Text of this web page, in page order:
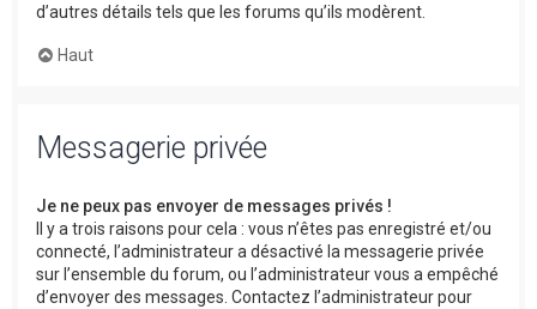
d’autres détails tels que les forums qu’ils modèrent.
Haut
Messagerie privée
Je ne peux pas envoyer de messages privés !
Il y a trois raisons pour cela : vous n’êtes pas enregistré et/ou
connecté, l’administrateur a désactivé la messagerie privée
sur l’ensemble du forum, ou l’administrateur vous a empêché
d’envoyer des messages. Contactez l’administrateur pour